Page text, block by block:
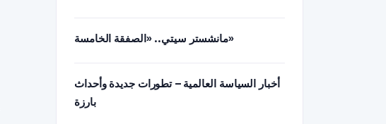
مانشستر سيتي.. «الصفقة الخامسة»
أخبار السياسة العالمية – تطورات جديدة وأحداث
بارزة